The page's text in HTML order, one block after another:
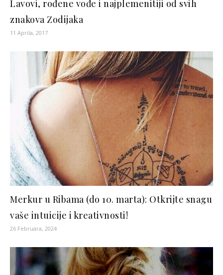
Lavovi, rođene vođe i najplemenitiji od svih
znakova Zodijaka
11 Aprila, 2017
Merkur u Ribama (do 10. marta): Otkrijte snagu
vaše intuicije i kreativnosti!
26 Februara, 2024